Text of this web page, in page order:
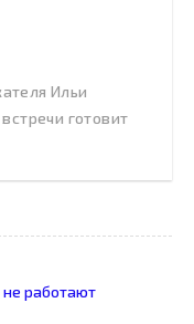
Ильи
готовит
не работают